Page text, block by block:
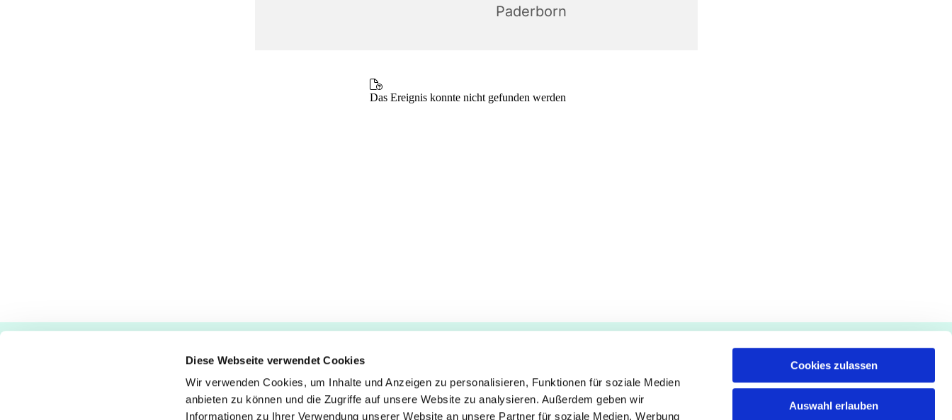
Diese Webseite verwendet Cookies
Wir verwenden Cookies, um Inhalte und Anzeigen zu personalisieren, Funktionen für soziale Medien
anbieten zu können und die Zugriffe auf unsere Website zu analysieren. Außerdem geben wir
Informationen zu Ihrer Verwendung unserer Website an unsere Partner für soziale Medien, Werbung
Cookies zulassen
Auswahl erlauben
Paderborn
Ev.-luth. Kirchengemeinde Paderborn
Bastfelder Weg 30 - 33098 Paderborn
Markus Matthäus –Johannes Lukas
Pfarrämter
Seelsorge